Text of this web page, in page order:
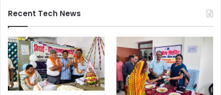
Recent Tech News